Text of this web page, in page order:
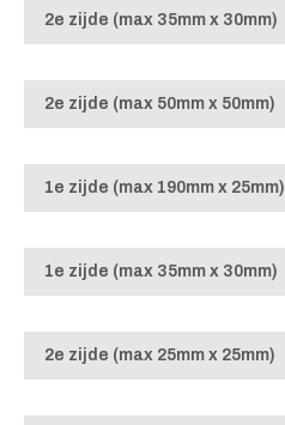
2e zijde (max 35mm x 30mm)
2e zijde (max 50mm x 50mm)
1e zijde (max 190mm x 25mm)
1e zijde (max 35mm x 30mm)
2e zijde (max 25mm x 25mm)